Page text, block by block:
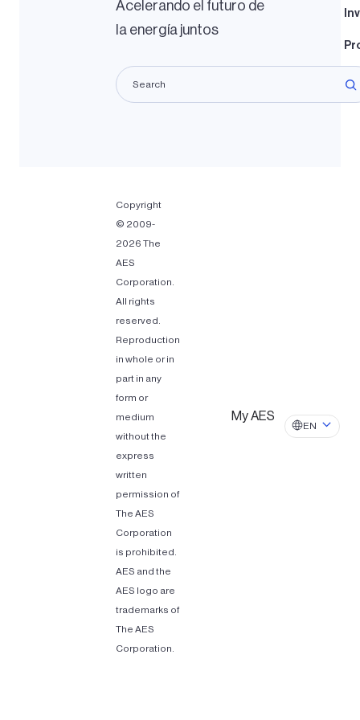
Acelerando el futuro de
la energía juntos
Copyright
© 2009-
2026 The
AES
Corporation.
All rights
reserved.
Reproduction
in whole or in
part in any
form or
medium
without the
express
written
permission of
The AES
Corporation
is prohibited.
AES and the
AES logo are
trademarks of
The AES
Corporation.
My AES
EN